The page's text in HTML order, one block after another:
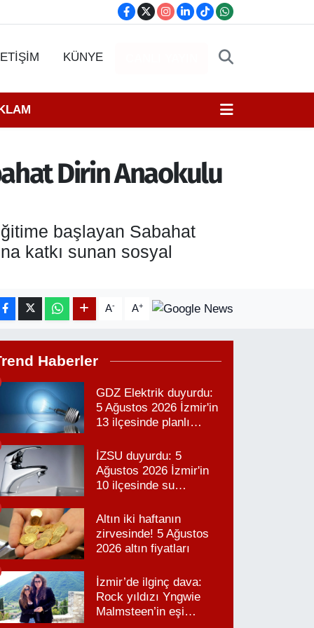
KÜNYE
Dirin Anaokulu
başlayan Sabahat
katkı sunan sosyal
A- A+
Haberler
GDZ Elektrik duyurdu:
5 Ağustos 2026 İzmir'in
13 ilçesinde planlı
İZSU duyurdu: 5
Ağustos 2026 İzmir'in
10 ilçesinde su
Altın iki haftanın
zirvesinde! 5 Ağustos
2026 altın fiyatları
İzmir’de ilginç dava:
Rock yıldızı Yngwie
Malmsteen’in eşi